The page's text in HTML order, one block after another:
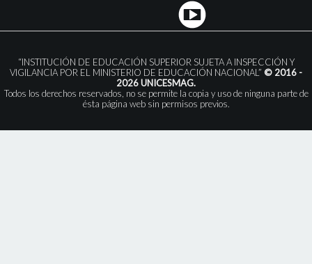
“INSTITUCIÓN DE EDUCACIÓN SUPERIOR SUJETA A INSPECCIÓN Y
VIGILANCIA POR EL MINISTERIO DE EDUCACIÓN NACIONAL” © 2016 -
2026 UNICESMAG.
Todos los derechos reservados, no se permite la copia y uso de ninguna parte de
ésta página web sin permisos previos.